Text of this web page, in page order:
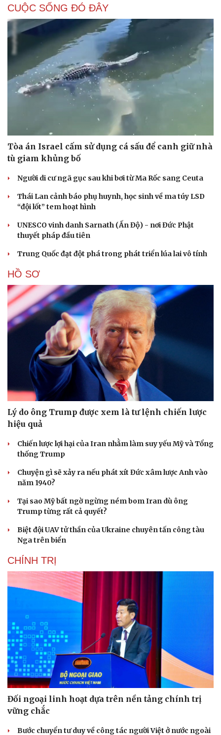
Cải chính
CUỘC SỐNG ĐÓ ĐÂY
Tòa án Israel cấm sử dụng cá sấu để canh giữ nhà
tù giam khủng bố
Người di cư ngã gục sau khi bơi từ Ma Rốc sang Ceuta
Thái Lan cảnh báo phụ huynh, học sinh về ma túy LSD
“đội lốt” tem hoạt hình
UNESCO vinh danh Sarnath (Ấn Độ) - nơi Đức Phật
thuyết pháp đầu tiên
Trung Quốc đạt đột phá trong phát triển lúa lai vô tính
HỒ SƠ
Lý do ông Trump được xem là tư lệnh chiến lược
hiệu quả
Chiến lược lợi hại của Iran nhằm làm suy yếu Mỹ và Tổng
thống Trump
Chuyện gì sẽ xảy ra nếu phát xít Đức xâm lược Anh vào
năm 1940?
Tại sao Mỹ bất ngờ ngừng ném bom Iran dù ông
Trump từng rất cả quyết?
Biệt đội UAV tử thần của Ukraine chuyên tấn công tàu
Nga trên biển
CHÍNH TRỊ
Đối ngoại linh hoạt dựa trên nền tảng chính trị
vững chắc
Bước chuyển tư duy về công tác người Việt ở nước ngoài